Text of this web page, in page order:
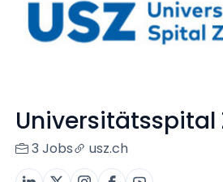
Universitätsspital
3 Jobs usz.ch